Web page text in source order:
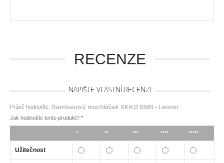
RECENZE
NAPIŠTE VLASTNÍ RECENZI
Právě hodnotíte: Bambusový muchláček XKKO BMB - Lemon
Jak hodnotíte tento produkt? *
* ** *** **** *****
Užitečnost